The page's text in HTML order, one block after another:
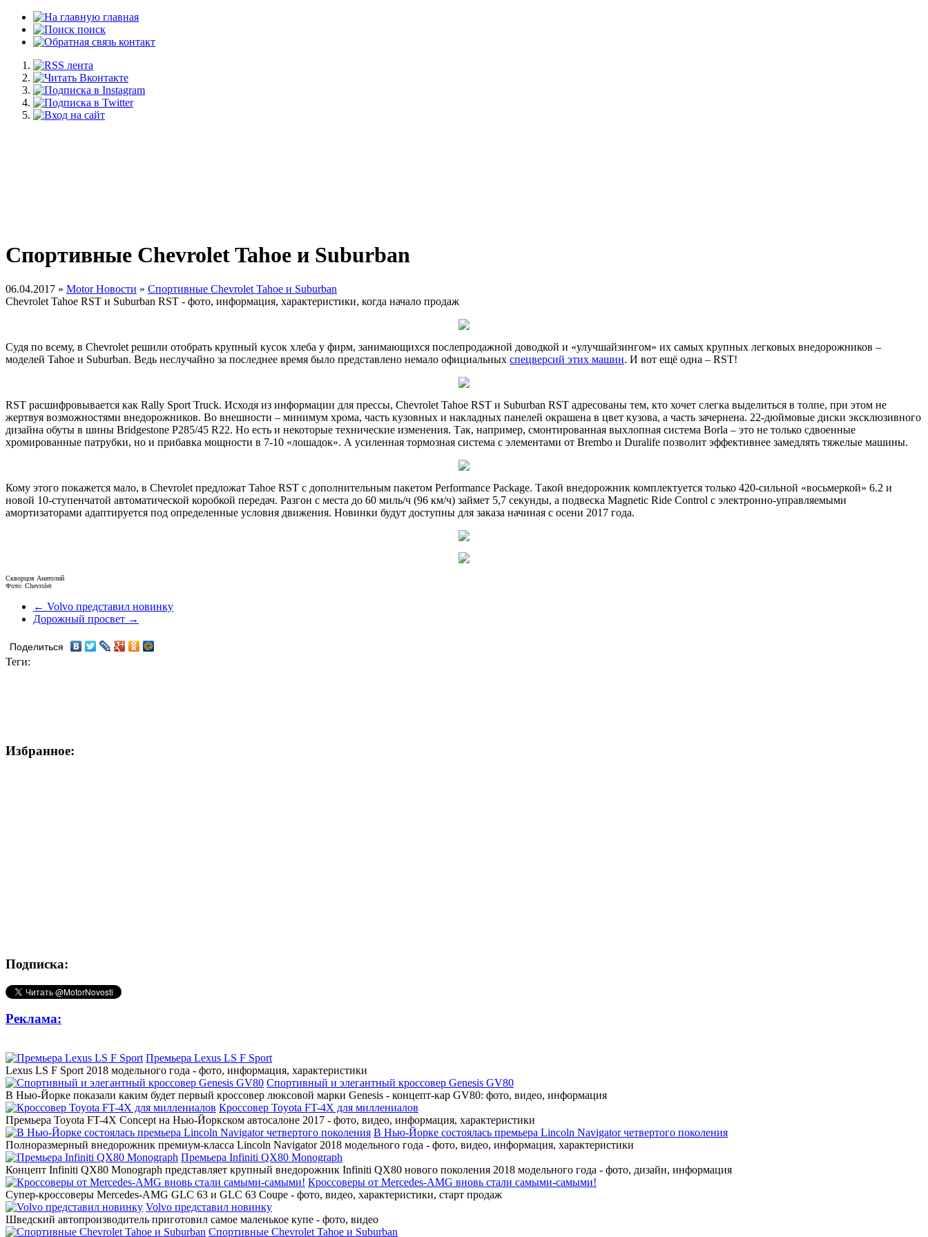
главная
поиск
контакт
Спортивные Chevrolet Tahoe и Suburban
06.04.2017 » Motor Новости » Спортивные Chevrolet Tahoe и Suburban
Chevrolet Tahoe RST и Suburban RST - фото, информация, характеристики, когда начало продаж
Судя по всему, в Chevrolet решили отобрать крупный кусок хлеба у фирм, занимающихся послепродажной доводкой и «улучшайзингом» их самых крупных легковых внедорожников –
моделей Tahoe и Suburban. Ведь неслучайно за последнее время было представлено немало официальных спецверсий этих машин. И вот ещё одна – RST!
RST расшифровывается как Rally Sport Truck. Исходя из информации для прессы, Chevrolet Tahoe RST и Suburban RST адресованы тем, кто хочет слегка выделиться в толпе, при этом не
жертвуя возможностями внедорожников. Во внешности – минимум хрома, часть кузовных и накладных панелей окрашена в цвет кузова, а часть зачернена. 22-дюймовые диски эксклюзивного
дизайна обуты в шины Bridgestone P285/45 R22. Но есть и некоторые технические изменения. Так, например, смонтированная выхлопная система Borla – это не только сдвоенные
хромированные патрубки, но и прибавка мощности в 7-10 «лошадок». А усиленная тормозная система с элементами от Brembo и Duralife позволит эффективнее замедлять тяжелые машины.
Кому этого покажется мало, в Chevrolet предложат Tahoe RST с дополнительным пакетом Performance Package. Такой внедорожник комплектуется только 420-сильной «восьмеркой» 6.2 и
новой 10-ступенчатой автоматической коробкой передач. Разгон с места до 60 миль/ч (96 км/ч) займет 5,7 секунды, а подвеска Magnetic Ride Control с электронно-управляемыми
амортизаторами адаптируется под определенные условия движения. Новинки будут доступны для заказа начиная с осени 2017 года.
Скворцов Анатолий
Фото: Chevrolet
← Volvo представил новинку
Дорожный просвет →
Поделиться
Теги:
Избранное:
Подписка:
Реклама:
Премьера Lexus LS F Sport
Lexus LS F Sport 2018 модельного года - фото, информация, характеристики
Спортивный и элегантный кроссовер Genesis GV80
В Нью-Йорке показали каким будет первый кроссовер люксовой марки Genesis - концепт-кар GV80: фото, видео, информация
Кроссовер Toyota FT-4X для миллениалов
Премьера Toyota FT-4X Concept на Нью-Йоркском автосалоне 2017 - фото, видео, информация, характеристики
В Нью-Йорке состоялась премьера Lincoln Navigator четвертого поколения
Полноразмерный внедорожник премиум-класса Lincoln Navigator 2018 модельного года - фото, видео, информация, характеристики
Премьера Infiniti QX80 Monograph
Концепт Infiniti QX80 Monograph представляет крупный внедорожник Infiniti QX80 нового поколения 2018 модельного года - фото, дизайн, информация
Кроссоверы от Mercedes-AMG вновь стали самыми-самыми!
Супер-кроссоверы Mercedes-AMG GLC 63 и GLC 63 Coupe - фото, видео, характеристики, старт продаж
Volvo представил новинку
Шведский автопроизводитель приготовил самое маленькое купе - фото, видео
Спортивные Chevrolet Tahoe и Suburban